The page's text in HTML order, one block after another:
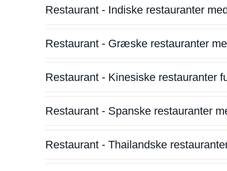
Restaurant - Indiske restauranter
Restaurant - Græske restauranter
Restaurant - Kinesiske restauranter
Restaurant - Spanske restauranter
Restaurant - Thailandske